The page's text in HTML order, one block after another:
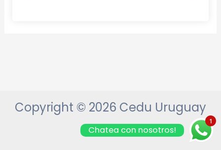
Copyright © 2026 Cedu Uruguay
1
Chatea con nosotros!